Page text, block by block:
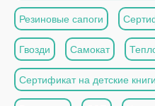
Резиновые сапоги
Гвозди Самокат
Сертификат на детские книги